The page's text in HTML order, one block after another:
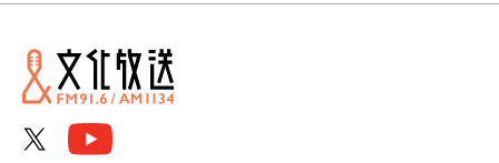
2025年05月
2025年03月